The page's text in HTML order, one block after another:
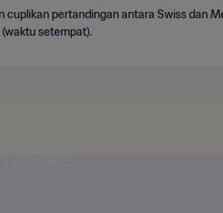
cuplikan pertandingan antara Swiss dan
setempat).